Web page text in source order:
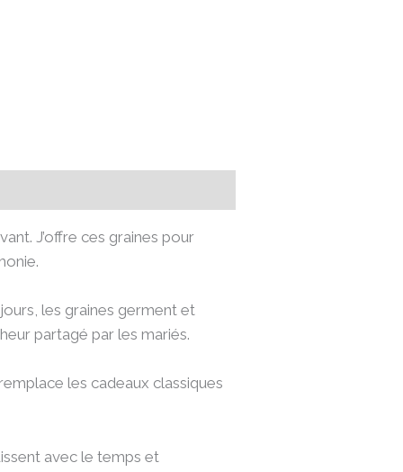
J’offre ces graines pour
les graines germent et
partagé par les mariés.
les cadeaux classiques
avec le temps et